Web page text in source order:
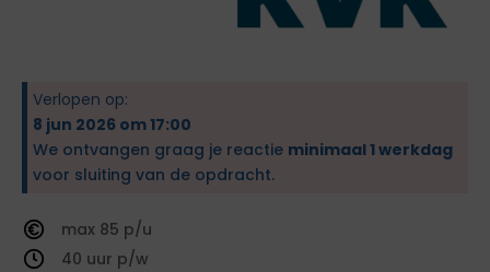
Verlopen op:
8 jun 2026 om 17:00
We ontvangen graag je reactie minimaal 1 werkdag
voor sluiting van de opdracht.
85
40